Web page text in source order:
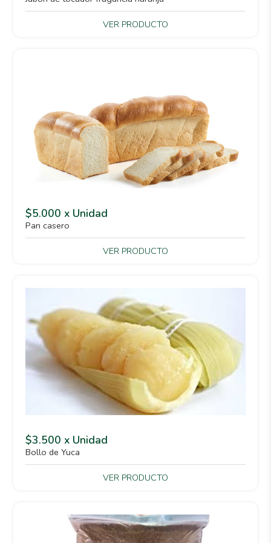
VER PRODUCTO
$5.000 x Unidad
Pan casero
VER PRODUCTO
$3.500 x Unidad
Bollo de Yuca
VER PRODUCTO